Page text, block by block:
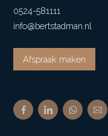
elektriciteitsnota. In
daarmee kun je
De wijk waarin de
eind jaren ’70 tot eind
supermarkt, een warme
tankstation etc.
0524-581111
info@bertstadman.nl
Afspraak maken